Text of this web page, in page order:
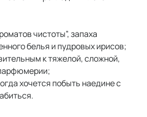
чистоты”, запаха
белья и пудровых ирисов;
к тяжелой, сложной,
хочется побыть наедине с